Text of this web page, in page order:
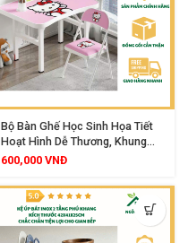
Bộ Bàn Ghế Học Sinh Họa Tiết
Hoạt Hình Dễ Thương, Khung
Thép Sơn Tĩnh Điện, Gỗ Công
600,000 VNĐ